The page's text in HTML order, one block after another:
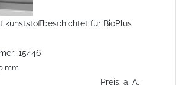
kunststoffbeschichtet für BioPlus
15446
mm
Preis: a. A.